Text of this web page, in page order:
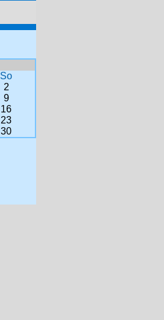
So
2
9
16
23
30